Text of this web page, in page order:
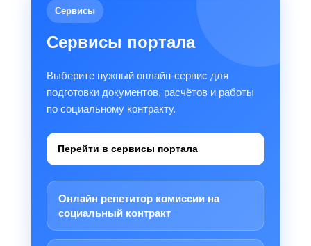
Сервисы
Сервисы портала
Выберите нужный онлайн-сервис для
подготовки документов, расчётов и работы
по социальному контракту.
Перейти в сервисы портала
Онлайн репетитор комиссии на
социальный контракт